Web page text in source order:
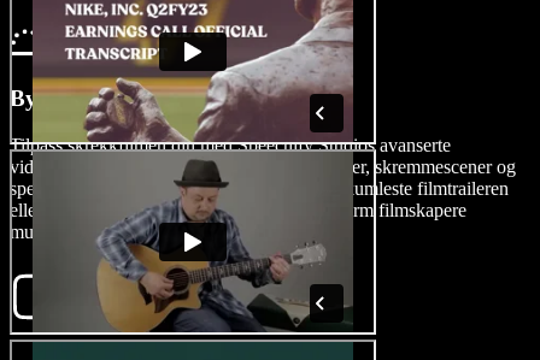
Bygg Filmen Din
Tilpass skrekkfilmen din med Speechify Studios avanserte
videoredigeringsverktøy, inkludert animasjoner, skremmescener og
spesialeffekter. Enten du ønsker å lage den skumleste filmtraileren
eller en beinrystende spillefilm, gir vår plattform filmskapere
mulighet.